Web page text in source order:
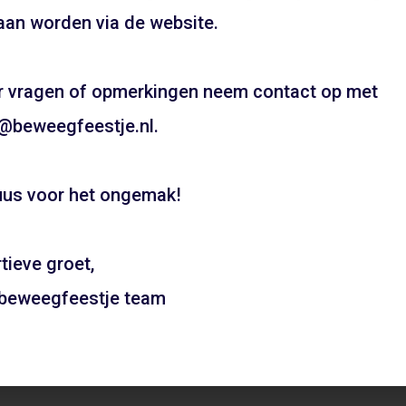
FEESTJE IN SINTERKLAAS OF
THEMA?
Pietentraining, Pakjes bezorgen? Het kan allemaal!
Bel snel voor de mogelijkheden!
06 21 89 71 85
Boeken
worden via de website.
vragen of opmerkingen neem contact op met
voor het ongemak!
groet,
team